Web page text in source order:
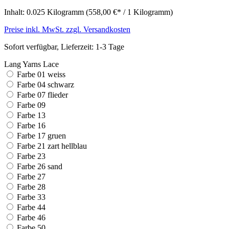
Inhalt: 0.025 Kilogramm (558,00 €* / 1 Kilogramm)
Preise inkl. MwSt. zzgl. Versandkosten
Sofort verfügbar, Lieferzeit: 1-3 Tage
Lang Yarns Lace
Farbe 01 weiss
Farbe 04 schwarz
Farbe 07 flieder
Farbe 09
Farbe 13
Farbe 16
Farbe 17 gruen
Farbe 21 zart hellblau
Farbe 23
Farbe 26 sand
Farbe 27
Farbe 28
Farbe 33
Farbe 44
Farbe 46